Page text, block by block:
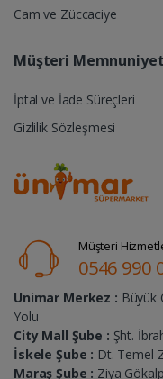
Cam ve Züccaciye
Müşteri
İptal ve İade Süreçleri
Gizlilik Sözleşmesi
Müşteri
0546 990
Unimar Merkez : Büyük
Yolu
City Mall Şube : Şht.
İskele Şube : Dt. Temel
Maraş Şube : Ziya